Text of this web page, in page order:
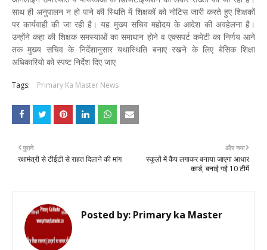
साथ ही अनुपालन न हो पाने की स्थिति में शिक्षकों को नोटिस जारी करते हुए शिक्षकों
पर कार्यवाही की जा रही है। यह मुख्य सचिव महोदय के आदेश की अवहेलना है।
उन्होंने कहा की शिक्षक समस्याओं का समाधान होने व एक्सपर्ट कमेटी का निर्णय आने
तक मुख्य सचिव के निर्देशानुसार यथास्थिति बनाए रखने के लिए बेसिक शिक्षा
अधिकारियो को स्पष्ट निर्देश दिए जाए
Tags: Primary Ka Master News
और नया
स्कूलों में कैंप लगाकर बनाया जाएगा आधार
कार्ड, बनाई गईं 10 टीमें
पुराने
रक्षामंत्री से टीईटी से राहत दिलाने की मांग
Posted by: Primary ka Master